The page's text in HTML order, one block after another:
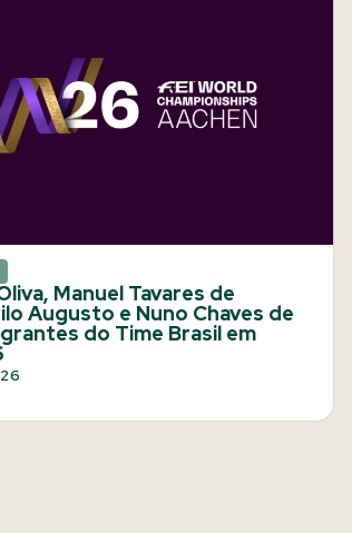
Manuel Tavares de
Augusto e Nuno Chaves de
do Time Brasil em